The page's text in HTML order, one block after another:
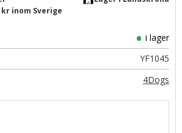
inom Sverige
i lager
YF1045
4Dogs